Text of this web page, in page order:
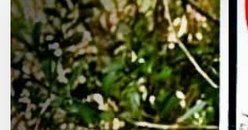
Choroby
Choroby